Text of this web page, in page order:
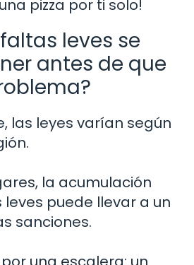
pizza por ti solo!
leves se
antes de que
las leyes varían según
la acumulación
puede llevar a un
sanciones.